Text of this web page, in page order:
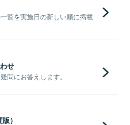
覧を実施日の新しい順に掲載
せ
問にお答えします。
）